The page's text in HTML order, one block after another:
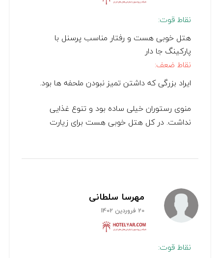
نقاط قوت:
هتل خوبی هست و رفتار مناسب پرسنل با
پارکینگ جا دار
نقاط ضعف:
ایراد بزرگی که داشتن تمیز نبودن ملحفه ها بود.
منوی رستوران خیلی ساده بود و تنوع غذایی
نداشت. در کل هتل خوبی هست برای زیارت
مهرسا سلطانی
20 فروردین 1402
نقاط قوت: